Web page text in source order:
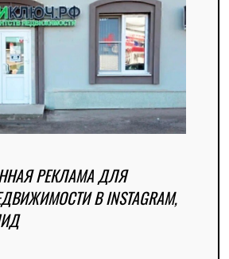
РЕКЛАМА ДЛЯ
В INSTAGRAM,